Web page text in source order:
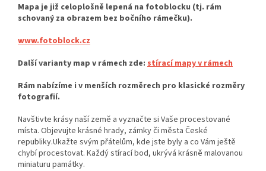
Mapa je již celoplošně lepená na fotoblocku (tj. rám
schovaný za obrazem bez bočního rámečku).
www.fotoblock.cz
Další varianty map v rámech zde: stírací mapy v rámech
Rám nabízíme i v menších rozměrech pro klasické rozměry
fotografií.
Navštivte krásy naší země a vyznačte si Vaše procestované
místa. Objevujte krásné hrady, zámky či města České
republiky.Ukažte svým přátelům, kde jste byly a co Vám ještě
chybí procestovat. Každý stírací bod, ukrývá krásně malovanou
miniaturu památky.